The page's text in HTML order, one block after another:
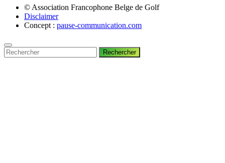
© Association Francophone Belge de Golf
Disclaimer
Concept : pause-communication.com
Rechercher